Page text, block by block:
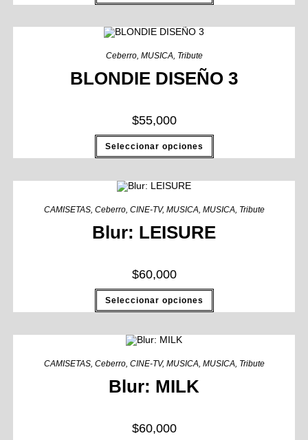
Ceberro, MUSICA, Tribute
BLONDIE DISEÑO 3
$55,000
Seleccionar opciones
CAMISETAS, Ceberro, CINE-TV, MUSICA, MUSICA, Tribute
Blur: LEISURE
$60,000
Seleccionar opciones
CAMISETAS, Ceberro, CINE-TV, MUSICA, MUSICA, Tribute
Blur: MILK
$60,000